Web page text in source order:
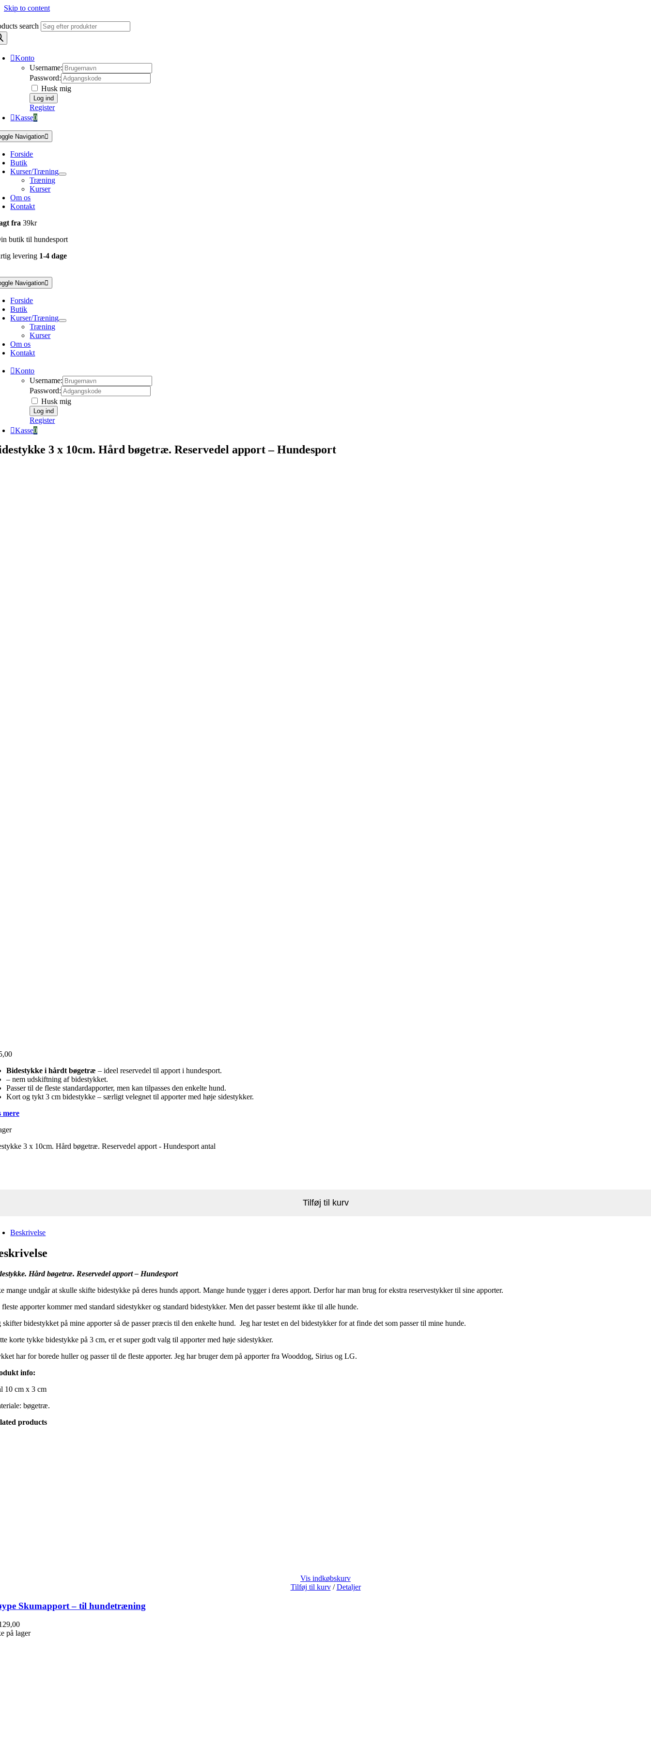
Skip to content
search
Konto
Username:
Password:
Husk mig
Register
Kasse0
Navigation
Forside
Butik
Kurser/Træning
Træning
Kurser
Om os
Kontakt
fra39kr
butik til hundesport
levering 1-4 dage
Navigation
Forside
Butik
Kurser/Træning
Træning
Kurser
Om os
Kontakt
Konto
Username:
Password:
Husk mig
Register
Kasse0
3 x 10cm. Hård bøgetræ. Reservedel apport – Hundesport
Bidestykke i hårdt bøgetræ – ideel reservedel til apport i hundesport.
– nem udskiftning af bidestykket.
Passer til de fleste standardapporter, men kan tilpasses den enkelte hund.
Kort og tykt 3 cm bidestykke – særligt velegnet til apporter med høje sidestykker.
mere
3 x 10cm. Hård bøgetræ. Reservedel apport - Hundesport antal
Tilføj til kurv
Beskrivelse
Hård bøgetræ. Reservedel apport – Hundesport
mange undgår at skulle skifte bidestykke på deres hunds apport. Mange hunde tygger i deres apport. Derfor har man brug for ekstra reservestykker til sine apporter.
fleste apporter kommer med standard sidestykker og standard bidestykker. Men det passer bestemt ikke til alle hunde.
skifter bidestykket på mine apporter så de passer præcis til den enkelte hund. Jeg har testet en del bidestykker for at finde det som passer til mine hunde.
korte tykke bidestykke på 3 cm, er et super godt valg til apporter med høje sidestykker.
har for borede huller og passer til de fleste apporter. Jeg har bruger dem på apporter fra Wooddog, Sirius og LG.
info:
10 cm x 3 cm
bøgetræ.
products
Vis indkøbskurv
Tilføj til kurv / Detaljer
Skumapport – til hundetræning
på lager